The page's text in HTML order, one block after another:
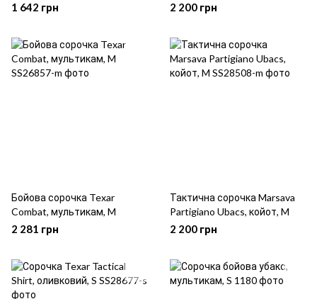
1 642 грн 2 200 грн
Бойова сорочка Texar
Combat, мультикам, M
2 281 грн
Тактична сорочка Marsava
Partigiano Ubacs, койот, M
2 200 грн